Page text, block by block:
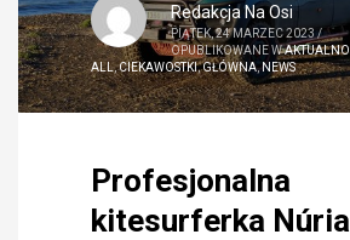
Redakcja Na Osi
PIĄTEK, 24 MARZEC 2023 /
OPUBLIKOWANE W
ALL,CIEKAWOSTKI,GŁÓWNA,NEWS
Profesjonalna
kitesurferka